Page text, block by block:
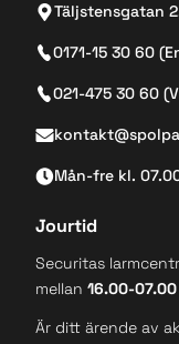
Täljstensgatan
0171-15 30 60
021-475 30 60
Mån-fre kl.
Jourtid
Securitas
mellan16.00-07.00
Är ditt ärende av